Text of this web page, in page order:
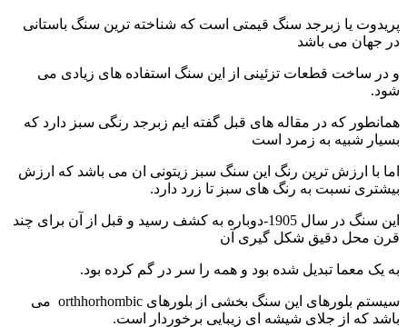
یا زبرجد سنگ قیمتی است که شناخته ترین سنگ باستانی
می باشد
ساخت قطعات تزئینی از این سنگ استفاده های زیادی می
که در مقاله های قبل گفته ایم زبرجد رنگی سبز دارد که
شبیه به زمرد است
با ارزش ترین رنگ این سنگ سبز زیتونی ان می باشد که ارزش
نسبت به رنگ های سبز تا زرد دارد.
این سنگ در سال 1905-دوباره به کشف رسید و قبل از آن برای چند
محل دقیق شکل گیری آن
معما تبدیل شده بود و همه را سر در گم کرده بود.
سیستم بلورهای این سنگ بخشی از بلورهای orthhorhombic می
که از جلای شیشه ای زیبایی برخوردار است.